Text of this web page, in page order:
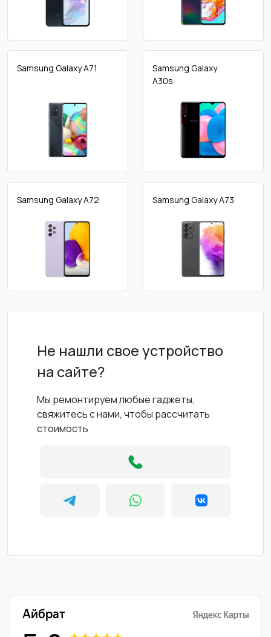
Samsung Galaxy A71
Samsung Galaxy
A30s
Samsung Galaxy A72 Samsung Galaxy A73
Не нашли свое устройство
на сайте?
Мы ремонтируем любые гаджеты,
свяжитесь с нами, чтобы рассчитать
стоимость